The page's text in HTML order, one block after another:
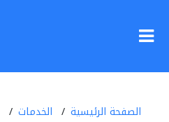
الصفحة الرئيسية الخدمات